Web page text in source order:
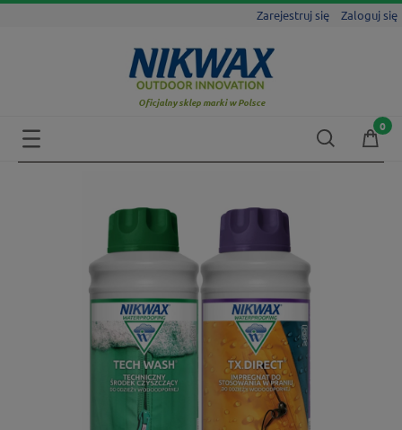
Zarejestruj się Zaloguj się
Oficjalny sklep marki w Polsce